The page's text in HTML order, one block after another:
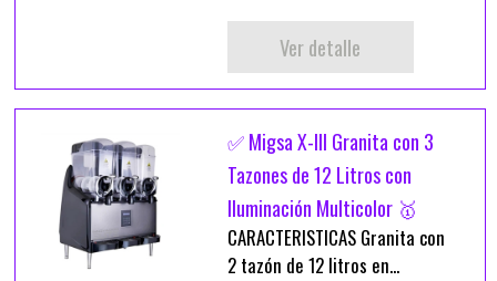
Ver detalle
✅ Migsa X-III Granita con 3
Tazones de 12 Litros con
Iluminación Multicolor 🥇
CARACTERISTICAS Granita con
2 tazón de 12 litros en...